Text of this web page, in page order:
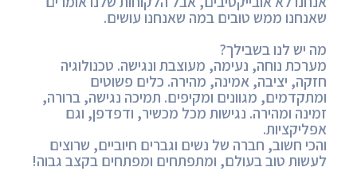
שאנחנו ממש טובים במה שאנחנו עושים.
מה יש לנו בשבילך?
מערכת נוחה, נעימה, מעוצבת ונגישה. טכנולוגיה
חזקה, יציבה, אמינה, מהירה. כלים פשוטים
ומתקדמים, מגוונים ומקיפים. תמיכה נגישה, ברורה,
זמינה ומהירה. נגישות מכל מכשיר, ודפדפן, וגם
אפליקציות.
והכי חשוב, חברה של נשים וגברים חיוביים, שרוצים
לעשות טוב בעולם, ומתפתחים ומפתחים בקצב גבוה!